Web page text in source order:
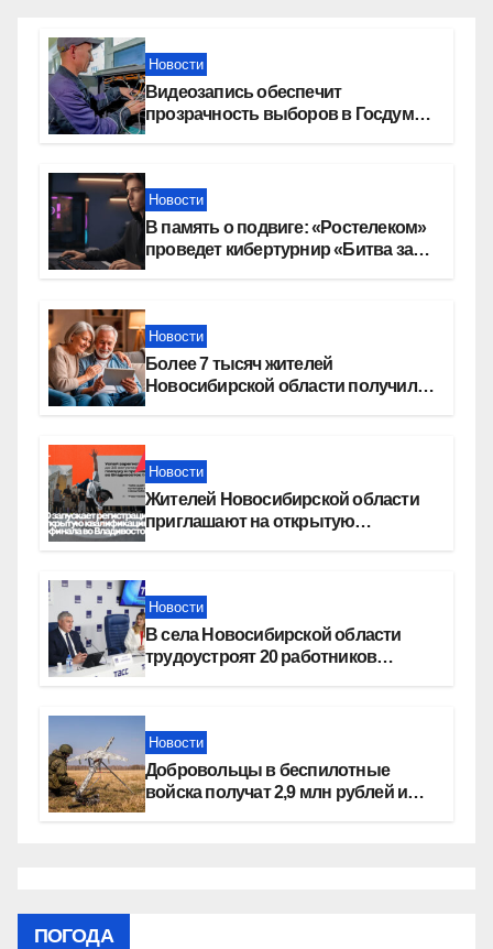
Новости
Видеозапись обеспечит
прозрачность выборов в Госдуму
Новости
В память о подвиге: «Ростелеком»
проведет кибертурнир «Битва за
Новости
Более 7 тысяч жителей
Новосибирской области получили
Новости
Жителей Новосибирской области
приглашают на открытую
Новости
В села Новосибирской области
трудоустроят 20 работников
Новости
Добровольцы в беспилотные
войска получат 2,9 млн рублей и
ПОГОДА